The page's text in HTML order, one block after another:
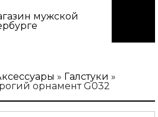
» Галстуки »
орнамент G032